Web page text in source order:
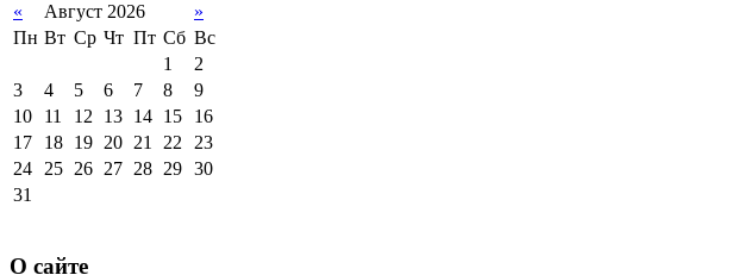
« Август 2026
»
Пн Вт Ср Чт Пт Сб Вс
1
2
3
4 5 6 7 8
9
10
11 12 13 14 15
16
17
18 19 20 21 22
23
24
25 26 27 28 29 30
31
О сайте